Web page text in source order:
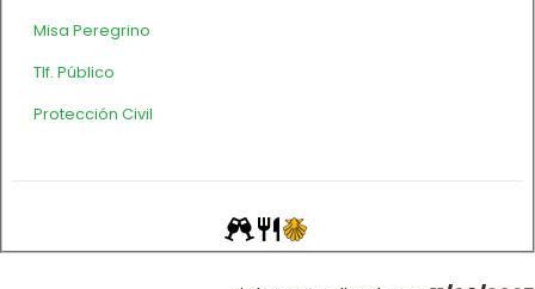
Misa Peregrino
Tlf. Público
Protección Civil